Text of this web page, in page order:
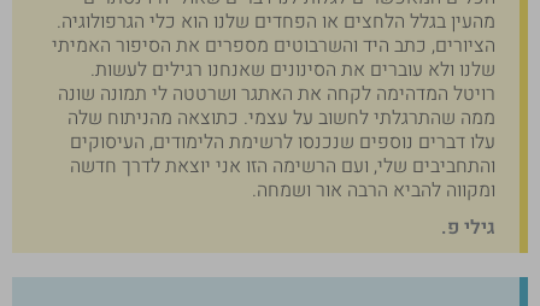
מהעין בגלל הלחצים או הפחדים שלנו הוא כלי הגרפולוגיה.
הציורים, כתב היד והשרבוטים מספרים את הסיפור האמיתי
שלנו ולא עוברים את הסינונים שאנחנו רגילים לעשות.
רויטל המדהימה לקחה את האתגר ושרטטה לי תמונה שונה
ממה שהתרגלתי לחשוב על עצמי. כתוצאה מהניתוח שלה
עלו דברים נוספים שנכנסו לרשימת הלימודים, העיסוקים
והתחביבים שלי, ועם הרשימה הזו אני יוצאת לדרך חדשה
ומקווה להביא הרבה אור ושמחה.
גילי פ.